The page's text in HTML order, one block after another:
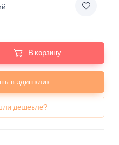
В корзину
в один клик
дешевле?